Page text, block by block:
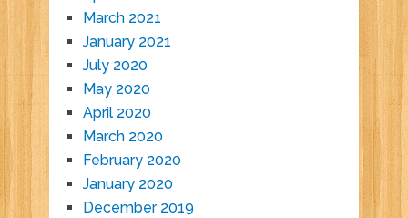
March 2021
January 2021
July 2020
May 2020
April 2020
March 2020
February 2020
January 2020
December 2019